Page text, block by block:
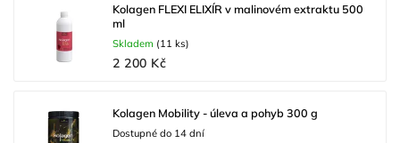
Kolagen FLEXI ELIXÍR v malinovém extraktu 500
ml
Skladem (11 ks)
2 200 Kč
Kolagen Mobility - úleva a pohyb 300 g
Dostupné do 14 dní